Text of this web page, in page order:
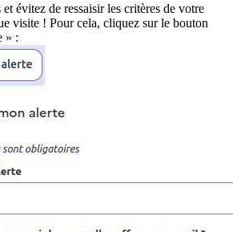
évitez de ressaisir les critères de votre
visite ! Pour cela, cliquez sur le bouton
» :